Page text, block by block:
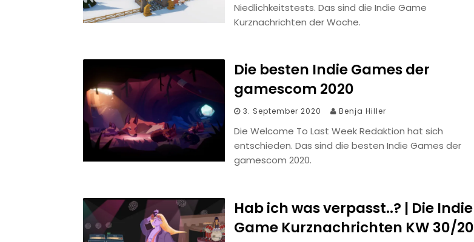
Niedlichkeitstests. Das sind die Indie Game
Kurznachrichten der Woche.
Die besten Indie Games der
gamescom 2020
3. September 2020 Benja Hiller
Die Welcome To Last Week Redaktion hat sich
entschieden. Das sind die besten Indie Games der
gamescom 2020.
Hab ich was verpasst..? | Die Indie
Game Kurznachrichten KW 30/20